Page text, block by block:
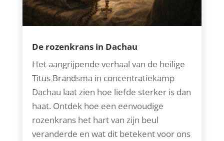
De rozenkrans in Dachau
Het aangrijpende verhaal van de heilige
Titus Brandsma in concentratiekamp
Dachau laat zien hoe liefde sterker is dan
haat. Ontdek hoe een eenvoudige
rozenkrans het hart van zijn beul
veranderde en wat dit betekent voor ons